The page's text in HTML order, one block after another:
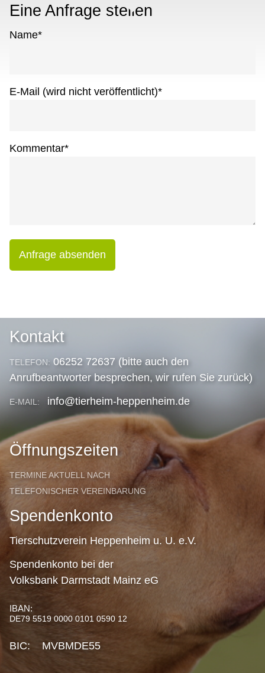
Eine Anfrage stellen
Name*
E-Mail (wird nicht veröffentlicht)*
Kommentar*
Anfrage absenden
Kontakt
TELEFON: 06252 72637 (bitte auch den
Anrufbeantworter besprechen, wir rufen Sie zurück)
E-MAIL: info@tierheim-heppenheim.de
Öffnungszeiten
TERMINE AKTUELL NACH
TELEFONISCHER VEREINBARUNG
Spendenkonto
Tierschutzverein Heppenheim u. U. e.V.
Spendenkonto bei der
Volksbank Darmstadt Mainz eG
IBAN:
DE79 5519 0000 0101 0590 12
BIC: MVBMDE55